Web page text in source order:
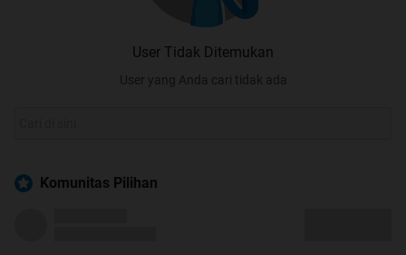
User Tidak Ditemukan
User yang Anda cari tidak ada
Komunitas Pilihan